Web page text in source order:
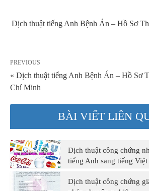
Dịch thuật tiếng Anh Bệnh Án – Hồ Sơ
PREVIOUS
« Dịch thuật tiếng Anh Bệnh Án – Hồ Sơ
Chí Minh
BÀI VIẾT LIÊN
Dịch thuật công chứng
tiếng Anh sang tiếng Việt
Dịch thuật công chứng